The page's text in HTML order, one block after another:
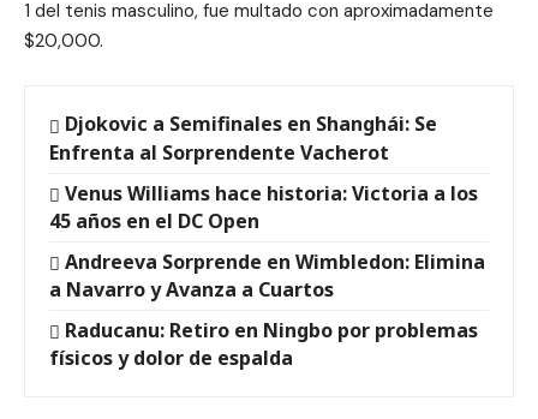
1 del tenis masculino, fue multado con aproximadamente
$20,000.
Djokovic a Semifinales en Shanghái: Se
Enfrenta al Sorprendente Vacherot
Venus Williams hace historia: Victoria a los
45 años en el DC Open
Andreeva Sorprende en Wimbledon: Elimina
a Navarro y Avanza a Cuartos
Raducanu: Retiro en Ningbo por problemas
físicos y dolor de espalda